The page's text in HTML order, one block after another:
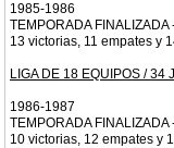
1985-1986
TEMPORADA
13 victorias, 11 empates y
LIGA DE 18 EQUIPOS / 34
1986-1987
TEMPORADA
10 victorias, 12 empates y